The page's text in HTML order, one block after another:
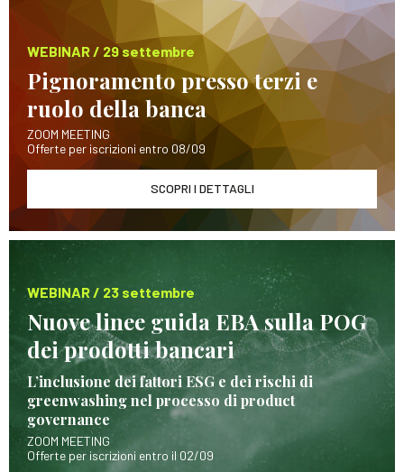
WEBINAR / 29 settembre
Pignoramento presso terzi e
ruolo della banca
ZOOM MEETING
Offerte per iscrizioni entro 08/09
SCOPRI I DETTAGLI
WEBINAR / 23 settembre
Nuove linee guida EBA sulla POG
dei prodotti bancari
L’inclusione dei fattori ESG e dei rischi di
greenwashing nel processo di product
governance
ZOOM MEETING
Offerte per iscrizioni entro il 02/09